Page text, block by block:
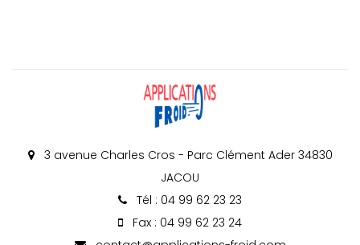
3 avenue Charles Cros - Parc Clément Ader 34830
JACOU
Tél : 04 99 62 23 23
Fax : 04 99 62 23 24